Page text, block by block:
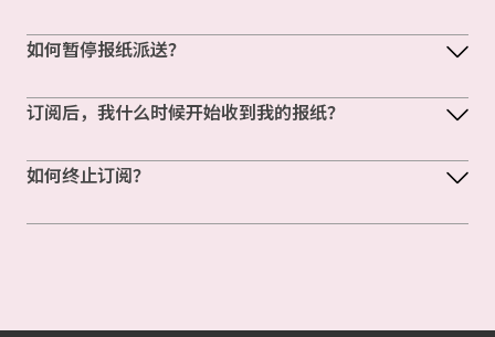
如何暂停报纸派送？
订阅后，我什么时候开始收到我的报纸？
如何终止订阅？